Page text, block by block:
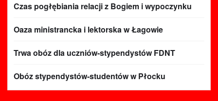
Czas pogłębiania relacji z Bogiem i wypoczynku
Oaza ministrancka i lektorska w Łagowie
Trwa obóz dla uczniów-stypendystów FDNT
Obóz stypendystów-studentów w Płocku